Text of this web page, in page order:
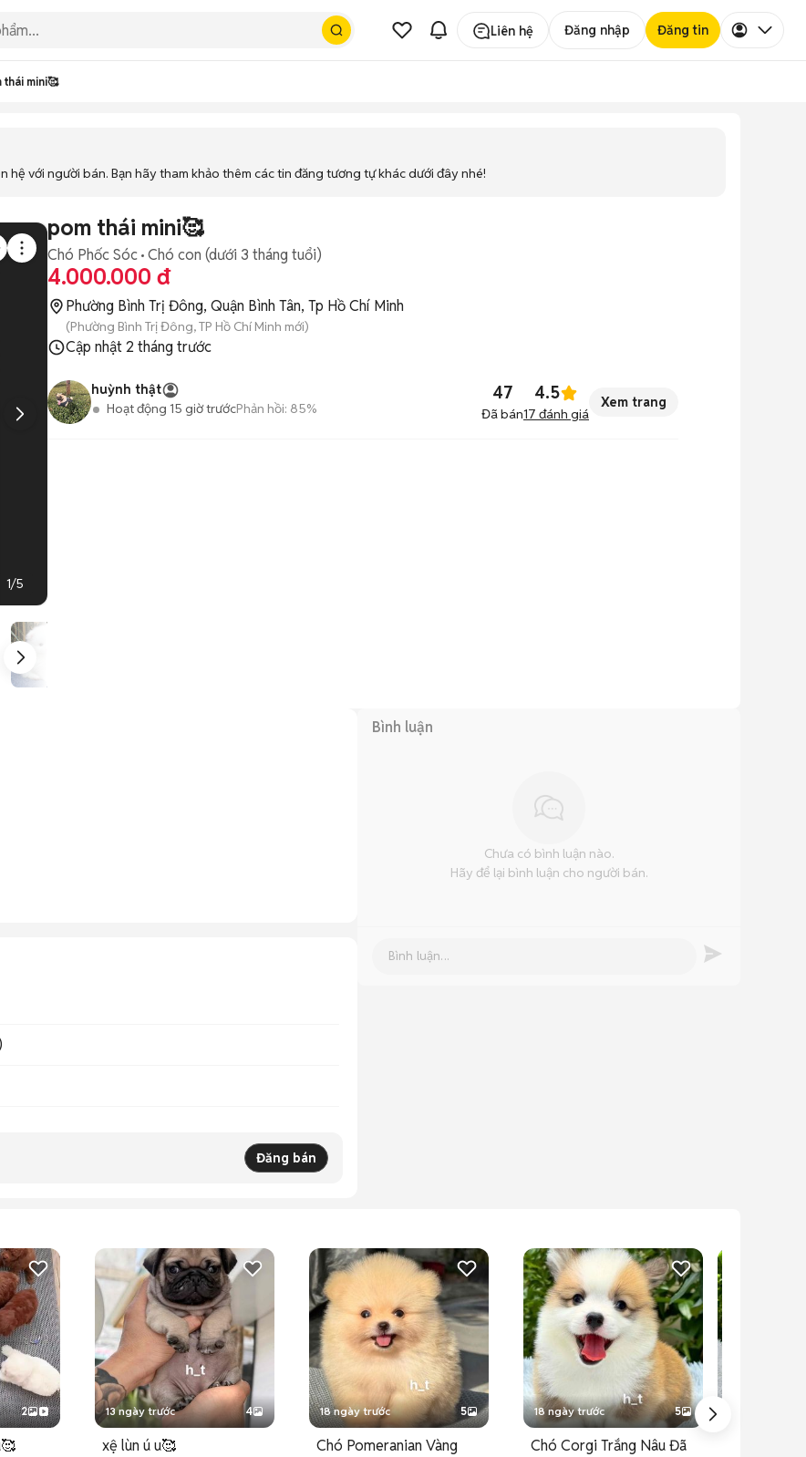
Liên hệ Đăng nhập Đăng tin
thái mini🥰
với người bán. Bạn hãy tham khảo thêm các tin đăng tương tự khác dưới đây nhé!
1/5
pom thái mini🥰
Chó Phốc Sóc Chó con (dưới 3 tháng tuổi)
4.000.000 đ
Phường Bình Trị Đông, Quận Bình Tân, Tp Hồ Chí Minh
(Phường Bình Trị Đông, TP Hồ Chí Minh mới)
Cập nhật2 tháng trước
huỳnh thật
Hoạt động 15 giờ trướcPhản hồi: 85%
47
Đã bán
4.5
17 đánh giá
Xem trang
Đăng bán
Bình luận
Chưa có bình luận nào.
Hãy để lại bình luận cho người bán.
2 13 ngày trước 4
xệ lùn ú u🥰
18 ngày trước 5
Chó Pomeranian Vàng
18 ngày trước 5
Chó Corgi Trắng Nâu Đã